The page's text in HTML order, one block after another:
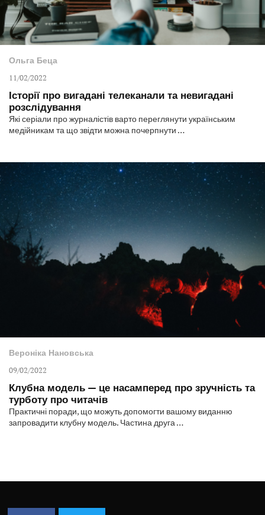
Ольга Беца
11/02/2022
Історії про вигадані телеканали та невигадані
розслідування
Які серіали про журналістів варто переглянути українським
медійникам та що звідти можна почерпнути …
Вероніка Нановська
09/02/2022
Клубна модель — це насамперед про зручність та
турботу про читачів
Практичні поради, що можуть допомогти вашому виданню
запровадити клубну модель. Частина друга …